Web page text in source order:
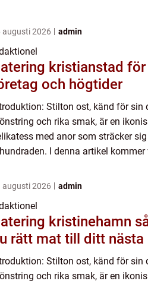
augusti 2026 admin
kristianstad
och högtider
Stilton ost, känd för sin
och rika smak, är en
med anor som sträcker
I denna artikel
augusti 2026 admin
kristinehamn så väljer
rätt mat till ditt nästa
Stilton ost, känd för sin
och rika smak, är en